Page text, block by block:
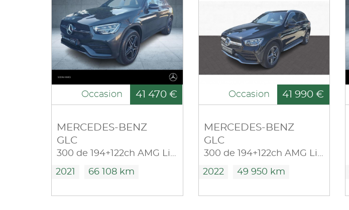
Occasion 41 470 €
MERCEDES-BENZ
GLC
300 de 194+122ch AMG Line 4Matic 9G-Tronic
2021 66 108 km
Occasion 41 990 €
MERCEDES-BENZ
GLC
300 de 194+122ch AMG Line 4Matic 9G-Tronic
2022 49 950 km